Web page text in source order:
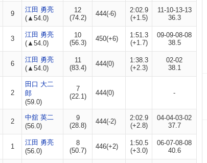
9
江田 勇亮
(▲54.0)
12
(74.2)
444(-6)
2:02.9
(+1.5)
11-10-13-13
36.3
3
江田 勇亮
(▲54.0)
10
(56.3)
450(+6)
1:51.3
(+1.7)
09-09-08-08
38.5
6
江田 勇亮
(▲54.0)
11
(83.4)
444(0)
1:38.3
(+2.3)
02-02
38.1
2
田口 大二
郎
(59.0)
7
(22.1)
444(0) -
2
中舘 英二
(56.0)
9
(28.8)
444(-2)
2:02.9
(+2.8)
04-04-03-02
37.7
1
江田 勇亮
(56.0)
8
(50.7)
446(+2)
1:50.5
(+3.0)
06-07-08-08
40.6